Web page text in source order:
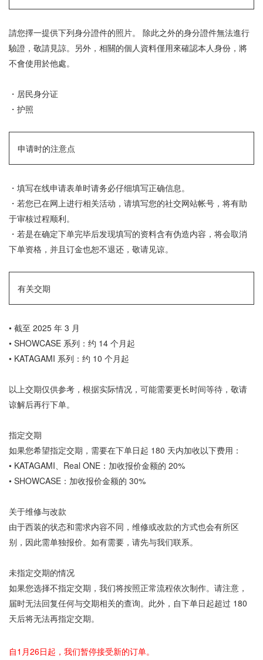
請您擇一提供下列身分證件的照片。 除此之外的身分證件無法進行
驗證，敬請見諒。另外，相關的個人資料僅用來確認本人身份，將
不會使用於他處。
・居民身分证
・护照
申请时的注意点
・填写在线申请表单时请务必仔细填写正确信息。
・若您已在网上进行相关活动，请填写您的社交网站帐号，将有助
于审核过程顺利。
・若是在确定下单完毕后发现填写的资料含有伪造内容，将会取消
下单资格，并且订金也恕不退还，敬请见谅。
有关交期
• 截至 2025 年 3 月
• SHOWCASE 系列：约 14 个月起
• KATAGAMI 系列：约 10 个月起
以上交期仅供参考，根据实际情况，可能需要更长时间等待，敬请
谅解后再行下单。
指定交期
如果您希望指定交期，需要在下单日起 180 天内加收以下费用：
• KATAGAMI、Real ONE：加收报价金额的 20%
• SHOWCASE：加收报价金额的 30%
关于维修与改款
由于西装的状态和需求内容不同，维修或改款的方式也会有所区
别，因此需单独报价。如有需要，请先与我们联系。
未指定交期的情况
如果您选择不指定交期，我们将按照正常流程依次制作。请注意，
届时无法回复任何与交期相关的查询。此外，自下单日起超过 180
天后将无法再指定交期。
自1月26日起，我们暂停接受新的订单。